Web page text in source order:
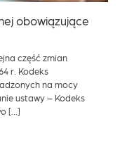
obowiązujące
część zmian
r. Kodeks
na mocy
ustawy – Kodeks
[…]